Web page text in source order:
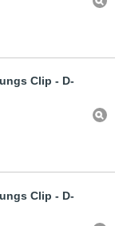
Clip - D-
Clip - D-